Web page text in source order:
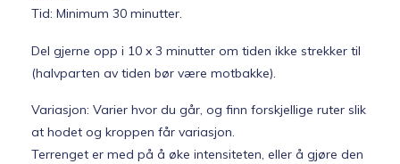
Tid: Minimum 30 minutter.
Del gjerne opp i 10 x 3 minutter om tiden ikke strekker til
(halvparten av tiden bør være motbakke).
Variasjon: Varier hvor du går, og finn forskjellige ruter slik
at hodet og kroppen får variasjon.
Terrenget er med på å øke intensiteten, eller å gjøre den